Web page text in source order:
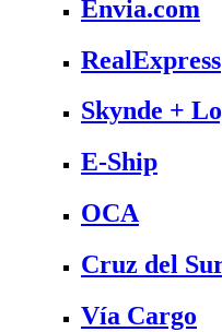
Envia.com
RealExpress
Skynde +
E-Ship
OCA
Cruz del
Vía Cargo